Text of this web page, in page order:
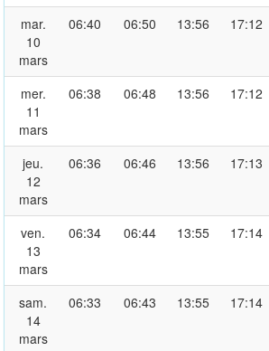
mar.
10
mars
06:40 06:50 13:56 17:12
mer.
11
mars
06:38 06:48 13:56 17:12
jeu.
12
mars
06:36 06:46 13:56 17:13
ven.
13
mars
06:34 06:44 13:55 17:14
sam.
14
mars
06:33 06:43 13:55 17:14